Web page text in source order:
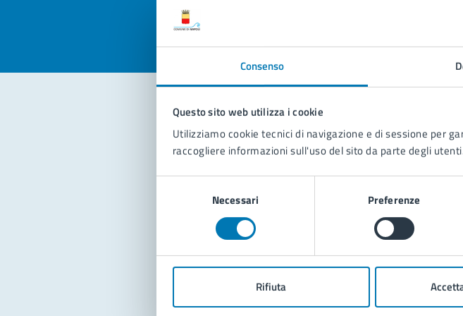
Consenso
Questo sito web utilizza i cookie
Utilizziamo cookie tecnici di navigazione e di sessione per
raccogliere informazioni sull'uso del sito da parte degli
Necessari Preferenze
Rifiuta
Contatta il comune
Richiedi assistenza
Prenota appuntamento
Problemi in città